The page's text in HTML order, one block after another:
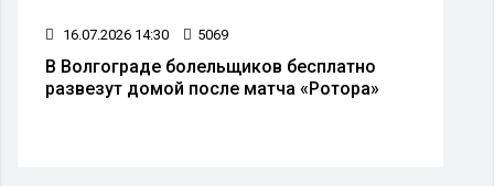
16.07.2026 14:30 5069
В Волгограде болельщиков бесплатно
развезут домой после матча «Ротора»